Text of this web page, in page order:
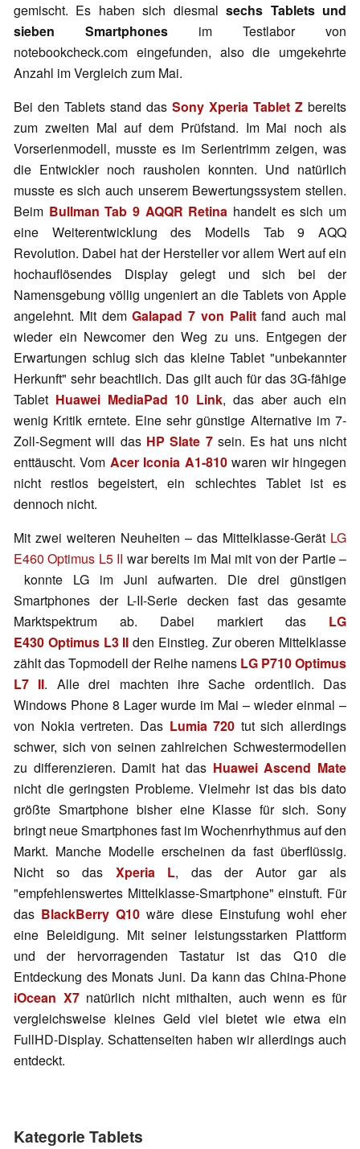
gemischt. Es haben sich diesmalsechs Tablets und
sieben Smartphones im Testlabor von
notebookcheck.com eingefunden, also die umgekehrte
Anzahl im Vergleich zum Mai.
Bei den Tablets stand das Sony Xperia Tablet Z bereits
zum zweiten Mal auf dem Prüfstand. Im Mai noch als
Vorserienmodell, musste es im Serientrimm zeigen, was
die Entwickler noch rausholen konnten. Und natürlich
musste es sich auch unserem Bewertungssystem stellen.
Beim Bullman Tab 9 AQQR Retina handelt es sich um
eine Weiterentwicklung des Modells Tab 9 AQQ
Revolution. Dabei hat der Hersteller vor allem Wert auf ein
hochauflösendes Display gelegt und sich bei der
Namensgebung völlig ungeniert an die Tablets von Apple
angelehnt. Mit demGalapad 7 von Palitfand auch mal
wieder ein Newcomer den Weg zu uns. Entgegen der
Erwartungen schlug sich das kleine Tablet "unbekannter
Herkunft" sehr beachtlich. Das gilt auch für das 3G-fähige
Tablet Huawei MediaPad 10 Link, das aber auch ein
wenig Kritik erntete. Eine sehr günstige Alternative im 7-
Zoll-Segment will das HP Slate 7sein. Es hat uns nicht
enttäuscht. Vom Acer Iconia A1-810waren wir hingegen
nicht restlos begeistert, ein schlechtes Tablet ist es
dennoch nicht.
Mit zwei weiteren Neuheiten – das Mittelklasse-Gerät LG
E460 Optimus L5 II war bereits im Mai mit von der Partie –
konnte LG im Juni aufwarten. Die drei günstigen
Smartphones der L-II-Serie decken fast das gesamte
Marktspektrum ab. Dabei markiert das LG
E430 Optimus L3 II den Einstieg. Zur oberen Mittelklasse
zählt das Topmodell der Reihe namens LG P710 Optimus
L7 II. Alle drei machten ihre Sache ordentlich. Das
Windows Phone 8 Lager wurde im Mai – wieder einmal –
von Nokia vertreten. Das Lumia 720 tut sich allerdings
schwer, sich von seinen zahlreichen Schwestermodellen
zu differenzieren. Damit hat das Huawei Ascend Mate
nicht die geringsten Probleme. Vielmehr ist das bis dato
größte Smartphone bisher eine Klasse für sich. Sony
bringt neue Smartphones fast im Wochenrhythmus auf den
Markt. Manche Modelle erscheinen da fast überflüssig.
Nicht so das Xperia L, das der Autor gar als
"empfehlenswertes Mittelklasse-Smartphone" einstuft. Für
das BlackBerry Q10wäre diese Einstufung wohl eher
eine Beleidigung. Mit seiner leistungsstarken Plattform
und der hervorragenden Tastatur ist das Q10 die
Entdeckung des Monats Juni. Da kann das China-Phone
iOcean X7natürlich nicht mithalten, auch wenn es für
vergleichsweise kleines Geld viel bietet wie etwa ein
FullHD-Display. Schattenseiten haben wir allerdings auch
entdeckt.
Kategorie Tablets